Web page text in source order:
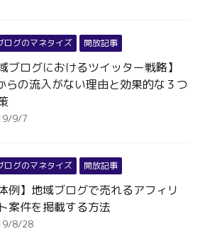
ログのマネタイズ 開放記事
ブログにおけるツイッター戦略】
らの流入がない理由と効果的な３つ
9/7
ログのマネタイズ 開放記事
例】地域ブログで売れるアフィリ
案件を掲載する方法
8/28